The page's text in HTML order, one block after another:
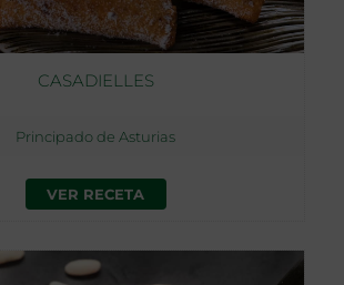
CASADIELLES
Principado de Asturias
VER RECETA